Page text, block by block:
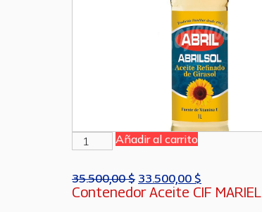
Añadir al carrito
35.500,00$ 33.500,00 $
Contenedor Aceite CIF MARIEL